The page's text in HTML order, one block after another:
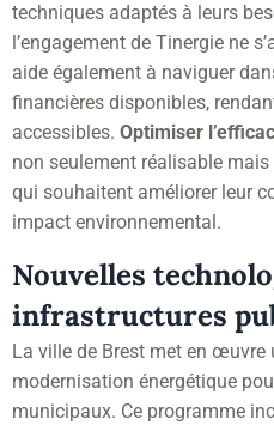
techniques adaptés à leurs
l’engagement de Tinergie ne
aide également à naviguer
financières disponibles,
accessibles. Optimiser
non seulement réalisable
qui souhaitent améliorer leur
impact environnemental.
Nouvelles
infrastructures
La ville de Brest met en
modernisation énergétique
municipaux. Ce programme